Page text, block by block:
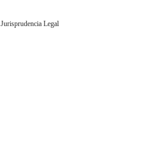
Jurisprudencia Legal